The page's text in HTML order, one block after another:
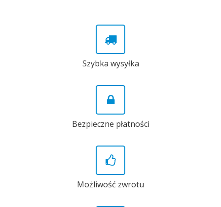
Szybka wysyłka
Bezpieczne płatności
Możliwość zwrotu